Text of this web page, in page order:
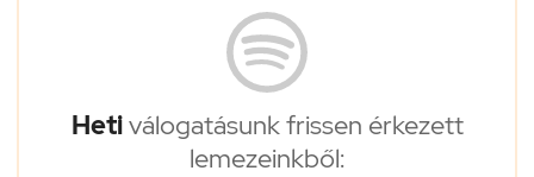
Hetiválogatásunk frissen érkezett
lemezeinkből: